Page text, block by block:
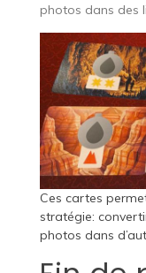
photos dans des
Ces cartes
stratégie:
photos dans